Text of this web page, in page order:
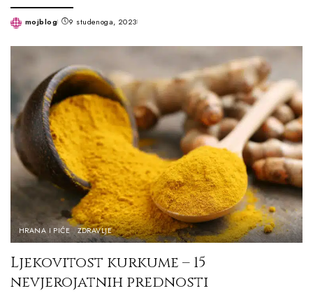
Postedmojblog 9 studenoga, 2023
HRANA I PIĆE ZDRAVLJE
Ljekovitost kurkume – 15
nevjerojatnih prednosti